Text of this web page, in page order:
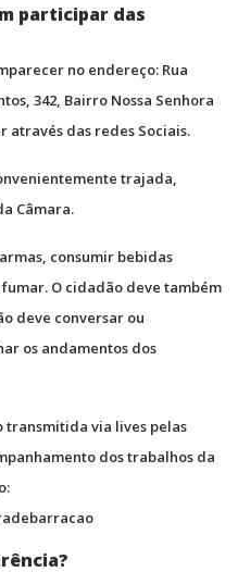
participar das
no endereço: Rua
342, Bairro Nossa Senhora
através das redes Sociais.
trajada,
Câmara.
consumir bebidas
O cidadão deve também
deve conversar ou
os andamentos dos
transmitida via lives pelas
dos trabalhos da